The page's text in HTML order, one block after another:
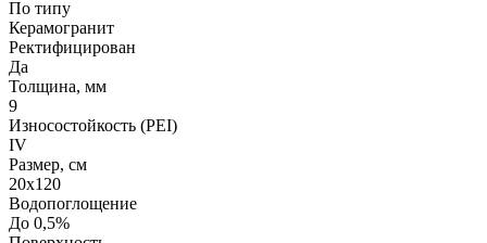
По типу
Керамогранит
Ректифицирован
Да
Толщина, мм
9
Износостойкость (PEI)
IV
Размер, см
20х120
Водопоглощение
До 0,5%